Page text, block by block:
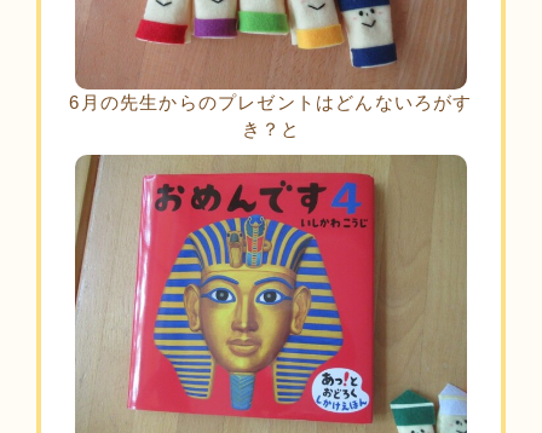
6月の先生からのプレゼントはどんないろがす
き？と